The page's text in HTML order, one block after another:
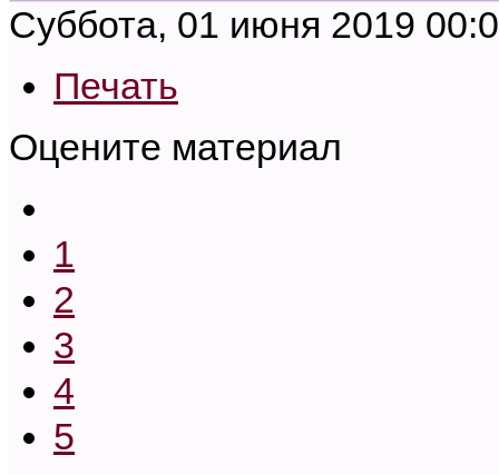
Суббота, 01 июня 2019
Печать
Оцените материал
1
2
3
4
5